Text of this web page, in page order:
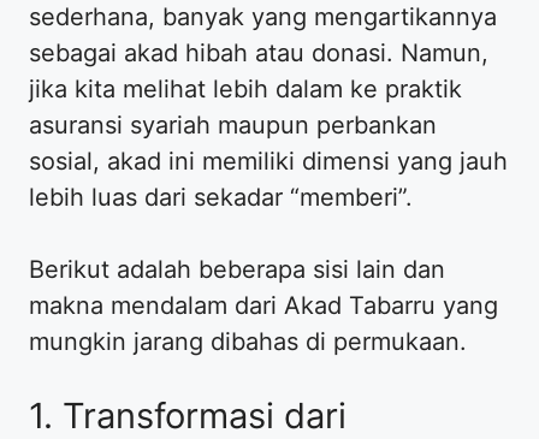
sederhana, banyak yang mengartikannya
sebagai akad hibah atau donasi. Namun,
jika kita melihat lebih dalam ke praktik
asuransi syariah maupun perbankan
sosial, akad ini memiliki dimensi yang jauh
lebih luas dari sekadar “memberi”.
​Berikut adalah beberapa sisi lain dan
makna mendalam dari Akad Tabarru yang
mungkin jarang dibahas di permukaan.
​1. Transformasi dari